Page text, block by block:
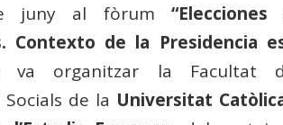
juny al fòrum “
Contexto de la Presidencia
organitzar la Facultat
de la Universitat